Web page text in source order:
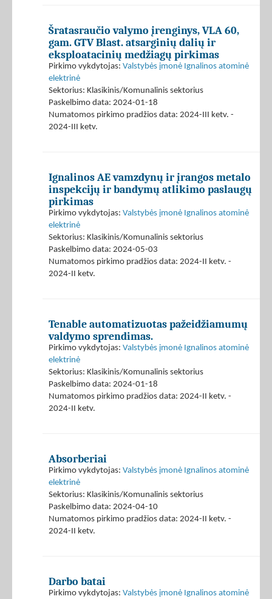
Šratasraučio valymo įrenginys, VLA 60,
gam. GTV Blast. atsarginių dalių ir
eksploatacinių medžiagų pirkimas
Pirkimo vykdytojas: Valstybės įmonė Ignalinos atominė
elektrinė
Sektorius: Klasikinis/Komunalinis sektorius
Paskelbimo data: 2024-01-18
Numatomos pirkimo pradžios data: 2024-III ketv. -
2024-III ketv.
Ignalinos AE vamzdynų ir įrangos metalo
inspekcijų ir bandymų atlikimo paslaugų
pirkimas
Pirkimo vykdytojas: Valstybės įmonė Ignalinos atominė
elektrinė
Sektorius: Klasikinis/Komunalinis sektorius
Paskelbimo data: 2024-05-03
Numatomos pirkimo pradžios data: 2024-II ketv. -
2024-II ketv.
Tenable automatizuotas pažeidžiamumų
valdymo sprendimas.
Pirkimo vykdytojas: Valstybės įmonė Ignalinos atominė
elektrinė
Sektorius: Klasikinis/Komunalinis sektorius
Paskelbimo data: 2024-01-18
Numatomos pirkimo pradžios data: 2024-II ketv. -
2024-II ketv.
Absorberiai
Pirkimo vykdytojas: Valstybės įmonė Ignalinos atominė
elektrinė
Sektorius: Klasikinis/Komunalinis sektorius
Paskelbimo data: 2024-04-10
Numatomos pirkimo pradžios data: 2024-II ketv. -
2024-II ketv.
Darbo batai
Pirkimo vykdytojas: Valstybės įmonė Ignalinos atominė